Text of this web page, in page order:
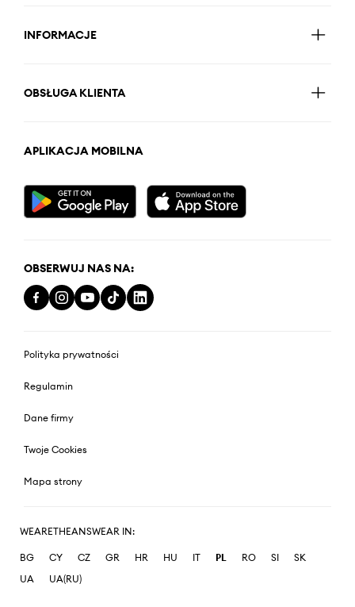
INFORMACJE
OBSŁUGA KLIENTA
APLIKACJA MOBILNA
OBSERWUJ NAS NA:
Polityka prywatności
Regulamin
Dane firmy
Twoje Cookies
Mapa strony
WEARETHEANSWEAR IN:
BG CY CZ GR HR HU IT PL RO SI
SK
UA
UA(RU)